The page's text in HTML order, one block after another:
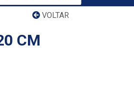
VOLTAR
CM